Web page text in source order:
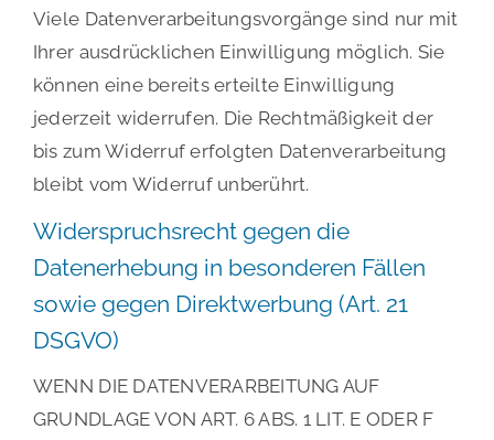
Viele Datenverarbeitungsvorgänge sind nur mit
Ihrer ausdrücklichen Einwilligung möglich. Sie
können eine bereits erteilte Einwilligung
jederzeit widerrufen. Die Rechtmäßigkeit der
bis zum Widerruf erfolgten Datenverarbeitung
bleibt vom Widerruf unberührt.
Widerspruchsrecht gegen die
Datenerhebung in besonderen Fällen
sowie gegen Direktwerbung (Art. 21
DSGVO)
WENN DIE DATENVERARBEITUNG AUF
GRUNDLAGE VON ART. 6 ABS. 1 LIT. E ODER F